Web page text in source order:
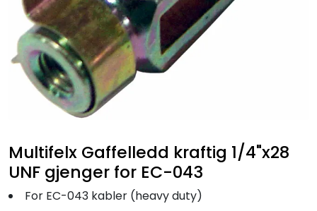
Multifelx Gaffelledd kraftig 1/4"x28
UNF gjenger for EC-043
For EC-043 kabler (heavy duty)
Fortøyning
Fritid/Sikkerhet
Båtpleie/Opplag
Outlet